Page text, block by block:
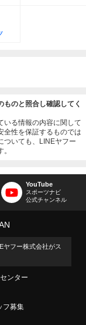
ものと照合し確認してく
いる情報の内容に関して
全性を保証するものでは
ついても、LINEヤフー
YouTube
スポーツナビ
公式チャンネル
ヤフー株式会社がス
ンター
フ募集